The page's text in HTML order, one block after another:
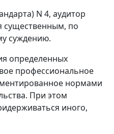
N 4, аудитор
существенным, по
суждению.
определенных
профессиональное
нормами
При этом
иного,